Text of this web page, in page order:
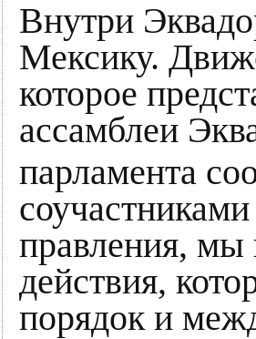
Внутри
Мексику.
которое
ассамблеи
парламента
правления, мы
действия,
порядок и